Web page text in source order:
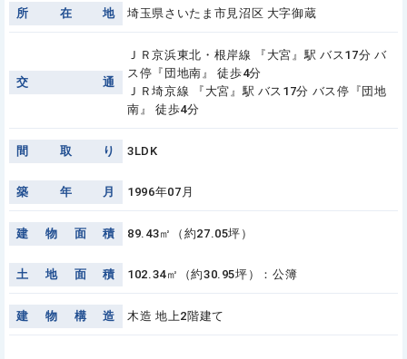
所 在 地 埼玉県さいたま市見沼区 大字御蔵
交 通
ＪＲ京浜東北・根岸線 『大宮』駅 バス17分 バ
ス停『団地南』 徒歩4分
ＪＲ埼京線 『大宮』駅 バス17分 バス停『団地
南』 徒歩4分
間 取 り 3LDK
築 年 月 1996年07月
建 物 面 積 89.43㎡（約27.05坪）
土 地 面 積 102.34㎡（約30.95坪）：公簿
建 物 構 造 木造 地上2階建て